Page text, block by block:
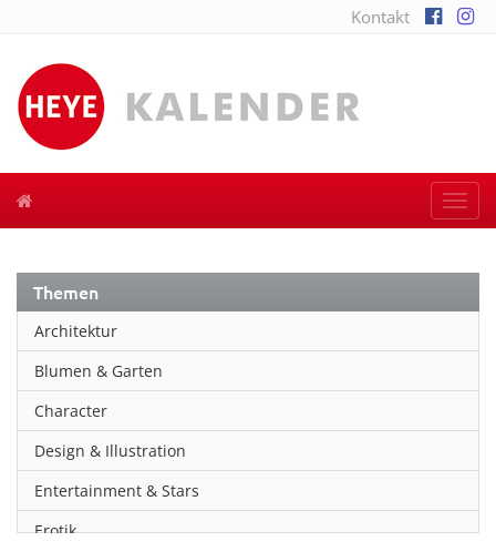
Kontakt
Themen
Architektur
Blumen & Garten
Character
Design & Illustration
Entertainment & Stars
Erotik